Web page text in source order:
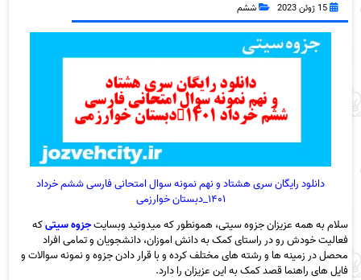
15 ژوئن 2023 ششم
دانلود رایگان سری هشتاد و نهم نمونه سوال امتحانی فارسی ششم خرداد
۱۴۰۱_دبستان خوارزمی
سلام به همه عزیزان جزوه سیتی، همونطور که میدونید وبسایتجزوه سیتیکه
فعالیت خودش رو در راستای کمک به دانش اموزان، دانشجویان و تمامی افراد
محصل در زمینه ها و رشته های مختلف کرده و با قرار دادن جزوه و نمونه سوالات و
فایل های راهنما قصد کمک به این عزیزان را دارد.